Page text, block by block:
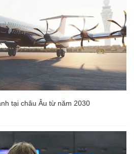
tại châu Âu từ năm 2030